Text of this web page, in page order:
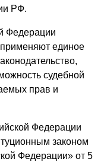
РФ.
Федерации
единое
судебной
прав и
Федерации
законом
Федерации» от 5